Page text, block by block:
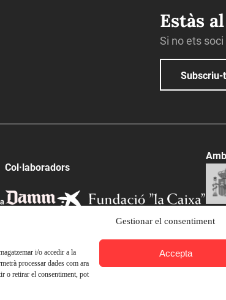
Gestionar el consentiment
i/o accedir a la
processar dades com ara
o retirar el consentiment, pot
Accepta
Estàs
Si no ets
Col·laboradors